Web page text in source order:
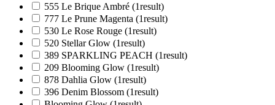
555 Le Brique Ambré (1result)
777 Le Prune Magenta (1result)
530 Le Rose Rouge (1result)
520 Stellar Glow (1result)
389 SPARKLING PEACH (1result)
209 Blooming Glow (1result)
878 Dahlia Glow (1result)
396 Denim Blossom (1result)